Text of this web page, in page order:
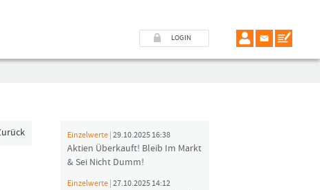
LOGIN
Einzelwerte | 29.10.2025 16:38
Aktien Überkauft! Bleib Im Markt
& Sei Nicht Dumm!
Einzelwerte | 27.10.2025 14:12